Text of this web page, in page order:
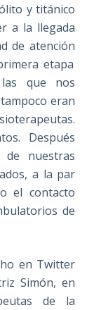
y titánico
a la llegada
de atención
etapa
que nos
eran
Después
de nuestras
a la par
el contacto
de
en Twitter
Simón, en
de la